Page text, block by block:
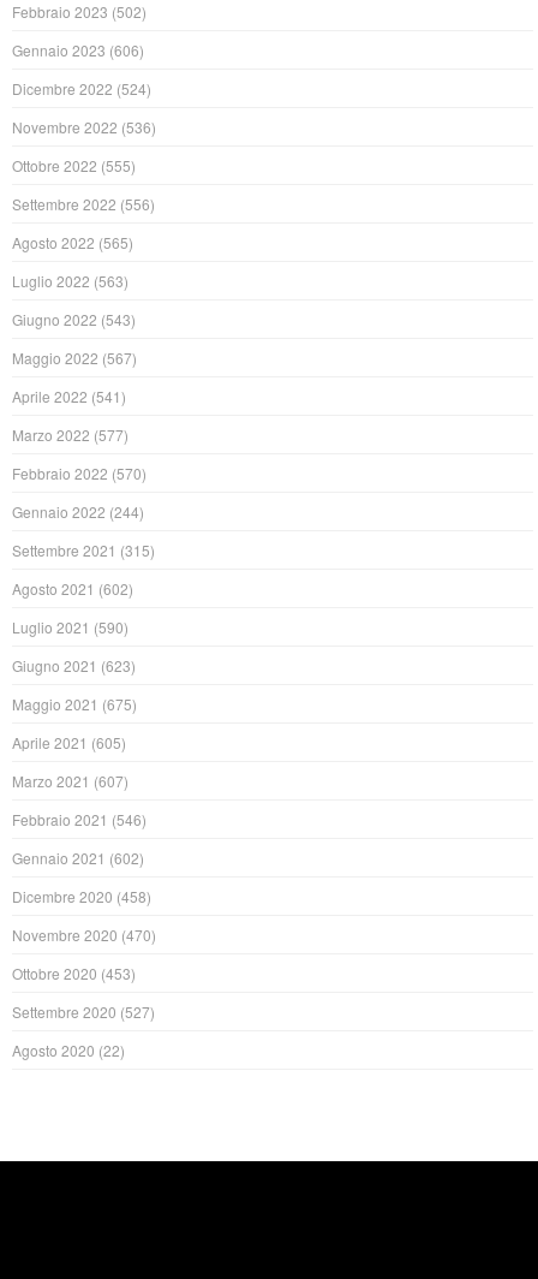
Febbraio 2023 (502)
Gennaio 2023 (606)
Dicembre 2022 (524)
Novembre 2022 (536)
Ottobre 2022 (555)
Settembre 2022 (556)
Agosto 2022 (565)
Luglio 2022 (563)
Giugno 2022 (543)
Maggio 2022 (567)
Aprile 2022 (541)
Marzo 2022 (577)
Febbraio 2022 (570)
Gennaio 2022 (244)
Settembre 2021 (315)
Agosto 2021 (602)
Luglio 2021 (590)
Giugno 2021 (623)
Maggio 2021 (675)
Aprile 2021 (605)
Marzo 2021 (607)
Febbraio 2021 (546)
Gennaio 2021 (602)
Dicembre 2020 (458)
Novembre 2020 (470)
Ottobre 2020 (453)
Settembre 2020 (527)
Agosto 2020 (22)